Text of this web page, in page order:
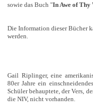
sowie das Buch "In Awe of Thy
Die Information dieser Bücher
werden.
Gail Riplinger, eine
80er Jahre ein
Schüler behauptete, der Vers,
die NIV, nicht vorhanden.